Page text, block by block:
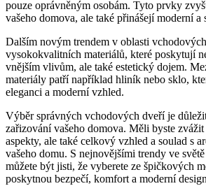
pouze‍ oprávněným osobám. ‍Tyto⁤ prvky
vašeho domova, ale také přinášejí moderní
Dalším novým trendem ‌v oblasti
vysokokvalitních materiálů, ⁤které poskytují
vnějším vlivům, ale také estetický dojem.
materiály‍ patří například hliník‍ nebo sklo,‌
eleganci a moderní vzhled.
Výběr správných vchodových​ dveří je
zařizování vašeho domova.​ Měli byste
aspekty, ale také celkový vzhled​ a⁣ soulad s
vašeho domu. ⁤S nejnovějšími trendy ve
můžete být‌ jisti, že vyberete ze špičkových
poskytnou bezpečí,‍ komfort a moderní‍